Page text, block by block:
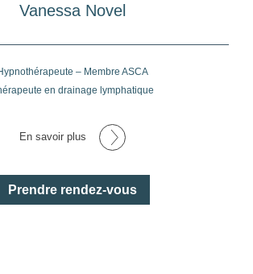
Vanessa Novel
– Membre ASCA
en drainage lymphatique
En savoir plus
Prendre rendez-vous